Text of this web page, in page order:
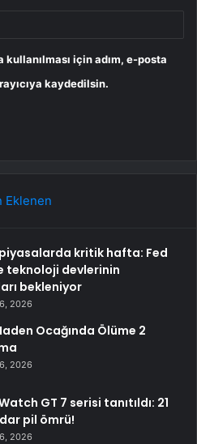
için adım, e-posta
kaydedilsin.
Eklenen
kritik hafta: Fed
teknoloji devlerinin
bekleniyor
2026
Ocağında Ölüme 2
2026
GT 7 serisi tanıtıldı: 21
pil ömrü!
2026